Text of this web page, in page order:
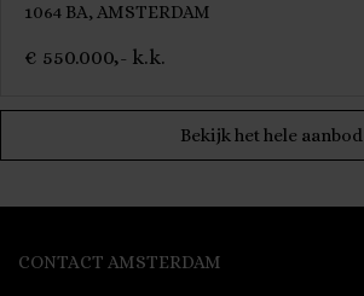
Bekijk het hele aanbod
1064 BA, AMSTERDAM
€ 550.000,- k.k.
CONTACT AMSTERDAM